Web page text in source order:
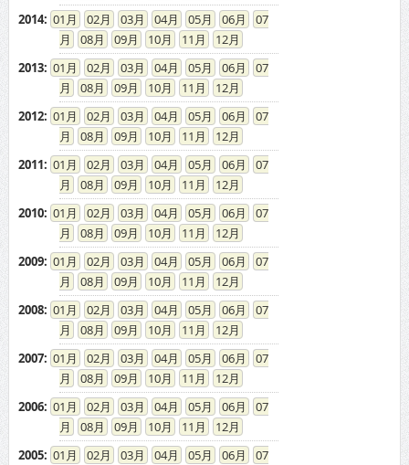
2014: 01 02 03 04 05 06
07
08
09 10 11
12
2013: 01 02 03 04 05 06
07
08
09 10 11
12
2012: 01 02 03 04 05 06
07
08
09 10 11
12
2011: 01 02 03 04 05 06
07
08
09 10 11
12
2010: 01 02 03 04 05 06
07
08
09 10 11
12
2009: 01 02 03 04 05 06
07
08
09 10 11
12
2008: 01 02 03 04 05 06
07
08
09 10 11
12
2007: 01 02 03 04 05 06
07
08
09 10 11
12
2006: 01 02 03 04 05 06
07
08
09 10 11
12
2005: 01 02 03 04 05 06
07